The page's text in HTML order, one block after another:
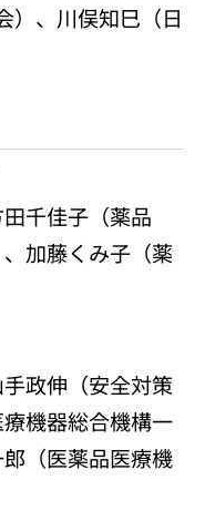
）、川俣知巳（日
千佳子（薬品
加藤くみ子（薬
政伸（安全対策
機器総合機構一
（医薬品医療機